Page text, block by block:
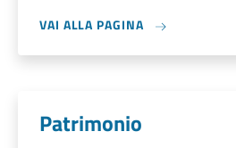
VAI ALLA PAGINA
Patrimonio